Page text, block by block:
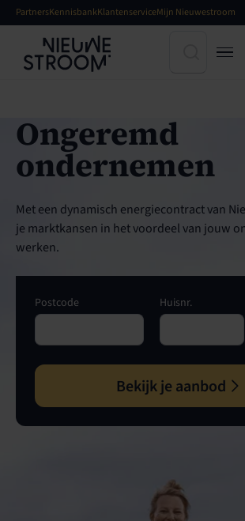
PartnersKennisbankKlantenserviceMijn Nieuwestroom
Ongeremd
ondernemen
Met een dynamisch energiecontract van
je marktkansen in het voordeel van jouw
werken.
Postcode Huisnr.
Bekijk je aanbod